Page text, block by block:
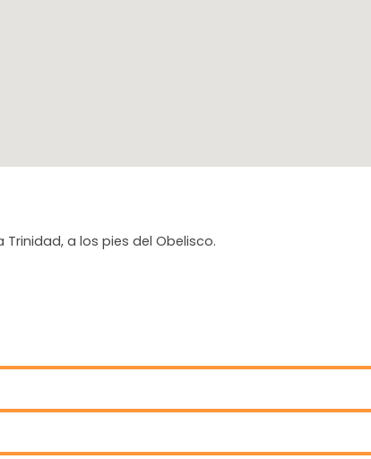
Trinidad, a los pies del Obelisco.